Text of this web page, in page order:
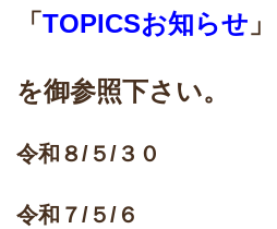
「 TOPICSお知らせ 」
を御参照下さい。
令和８/５/３０
令和７/５/６